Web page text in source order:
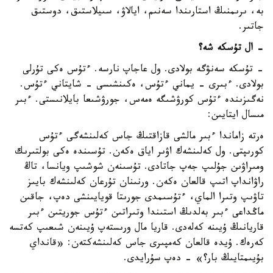
بە، ىرىمنىڭ استارىندا سەنىم، ايالاۋ، سىيلاستىق، دوستىق
جاتىر.
- ال تۇسكە شە؟
- تۇسكە سەنۋگە بولادى. ول عاجاپ نارسە. ءتۇس ەكى تۇرلى
بولادى. ءبىرى - يماني ءتۇس، ەكىنشىسى - شايتاني ءتۇس.
نەگىزىندە ءتۇس كورۋشىگە ەمەس، جورۋشىعا بايلانىستى. ءبىر
مىسال ايتايىن:
ەرتە زاماندا ءبىر مالشى قازاقتىڭ جاس كەلىنشەگى ءتۇس
كورىپتى. ول كەلىنشەك اۋىر اياق ەكەن. تۇسىندە ەكى بولتىرىك
ومىراۋىن جۇلىپ جەپ جاتادى. تۇسىنەن شوشىپ ويانسا، تاڭ
راۋانداپ اتىپ قالعان ەكەن. ورنىنان تۇرعان كەلىنشەك بايىز
تاۋىپ وتىرا الماي، ءتۇسىمدى جورىتا قويايىنشى دەپ، جاقىن
ماڭداعى ءبىر بەلدىڭ استىندا وتىراتىن ءتۇس جوريتىن ءبىر
قاريانىڭ ۇيىنە كەلەدى. قاريا مال ورىستەپ ۇيىنەن شىعىپ كەتسە
كەرەك. ۇيدە قالعان كەمپىرى جاس كەلىنشەكتەن: «قانداي
بۇيىمتايىڭ بار؟» - دەپ سۇرايدى.